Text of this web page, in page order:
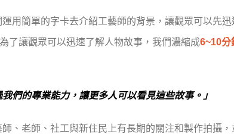
用簡單的字卡去介紹工藝師的背景，讓觀眾可以先
為了讓觀眾可以迅速了解人物故事，我們濃縮成6~10分
我們的專業能力，讓更多人可以看見這些故事。」
、老師、社工與新住民上有長期的關注和製作拍攝